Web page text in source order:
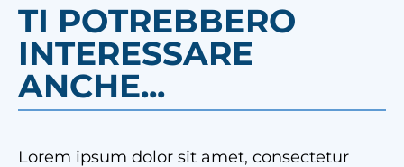
TI POTREBBERO
INTERESSARE
ANCHE...
Lorem ipsum dolor sit amet, consectetur